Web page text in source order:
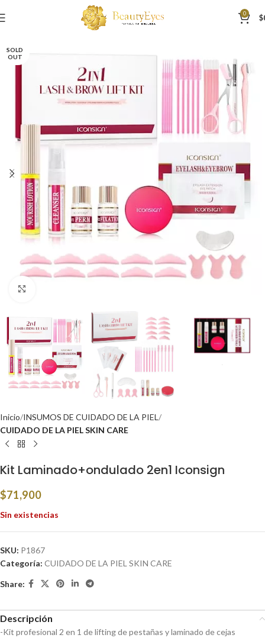
0 $
SOLD
OUT
Inicio INSUMOS DE CUIDADO DE LA PIEL
CUIDADO DE LA PIEL SKIN CARE
Kit Laminado+ondulado 2en1 Iconsign
$71,900
Sin existencias
SKU: P1867
Categoría: CUIDADO DE LA PIEL SKIN CARE
Share:
Descripción
-Kit profesional 2 en 1 de lifting de pestañas y laminado de cejas